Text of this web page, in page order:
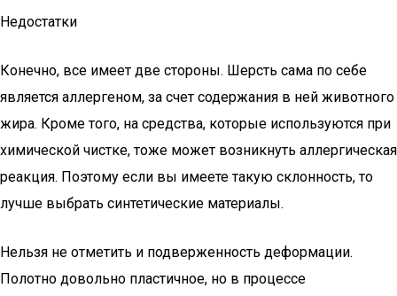
Недостатки
Конечно, все имеет две стороны. Шерсть сама по себе
является аллергеном, за счет содержания в ней животного
жира. Кроме того, на средства, которые используются при
химической чистке, тоже может возникнуть аллергическая
реакция. Поэтому если вы имеете такую склонность, то
лучше выбрать синтетические материалы.
Нельзя не отметить и подверженность деформации.
Полотно довольно пластичное, но в процессе